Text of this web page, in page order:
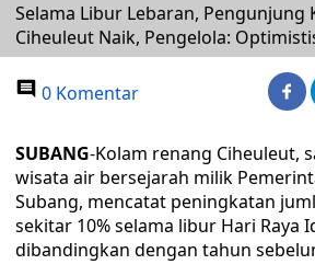
Selama Libur Lebaran, Pengunjung
Ciheuleut Naik, Pengelola:
0 Komentar
SUBANG-Kolam renang Ciheuleut,
wisata air bersejarah milik
Subang, mencatat peningkatan
sekitar 10% selama libur Hari Raya
dibandingkan dengan tahun